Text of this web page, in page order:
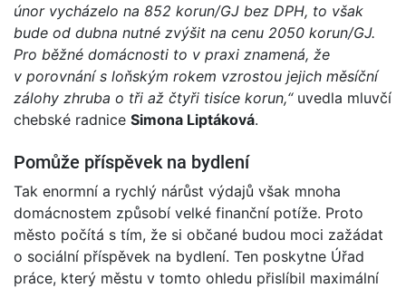
únor vycházelo na 852 korun/GJ bez DPH, to však
bude od dubna nutné zvýšit na cenu 2050 korun/GJ.
Pro běžné domácnosti to v praxi znamená, že
v porovnání s loňským rokem vzrostou jejich měsíční
zálohy zhruba o tři až čtyři tisíce korun,“uvedla mluvčí
chebské radnice Simona Liptáková.
Pomůže příspěvek na bydlení
Tak enormní a rychlý nárůst výdajů však mnoha
domácnostem způsobí velké finanční potíže. Proto
město počítá s tím, že si občané budou moci zažádat
o sociální příspěvek na bydlení. Ten poskytne Úřad
práce, který městu v tomto ohledu přislíbil maximální